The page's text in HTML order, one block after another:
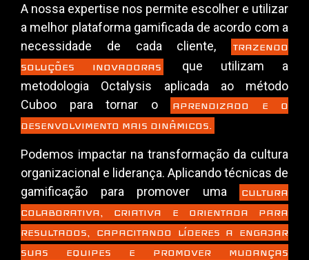
A nossa expertise nos permite escolher e utilizar
a melhor plataforma gamificada de acordo com a
necessidade de cada cliente,
TRAZENDO
SOLUÇÕES INOVADORAS
que utilizam a
metodologia Octalysis aplicada ao método
Cuboo para tornar o
APRENDIZADO E O
DESENVOLVIMENTO MAIS DINÂMICOS.
Podemos impactar na transformação da cultura
organizacional e liderança. Aplicando técnicas de
gamificação para promover uma
CULTURA
COLABORATIVA, CRIATIVA E ORIENTADA PARA
RESULTADOS, CAPACITANDO LÍDERES A ENGAJAR
SUAS EQUIPES E PROMOVER MUDANÇAS